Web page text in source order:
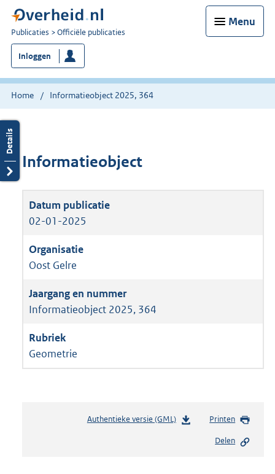
Menu
U
bent
nu
hier:
Publicaties Officiële publicaties
Inloggen
Home Informatieobject 2025, 364
Informatieobject
02-01-2025
Oost Gelre
Informatieobject 2025, 364
Geometrie
Authentieke versie (GML)b
Printen
Delen